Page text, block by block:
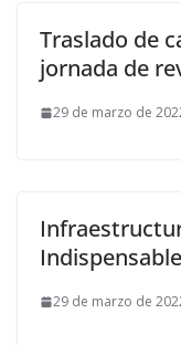
Traslado de
jornada de
29 de marzo de
Indispensable
29 de marzo de